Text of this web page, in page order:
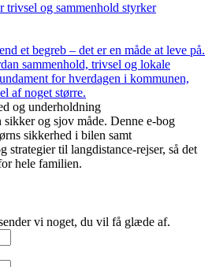
og sammenhold styrker
et begreb – det er en måde at leve på.
sammenhold, trivsel og lokale
for hverdagen i kommunen,
af noget større.
og underholdning
sikker og sjov måde. Denne e-bog
sikkerhed i bilen samt
strategier til langdistance-rejser, så det
hele familien.
vi noget, du vil få glæde af.